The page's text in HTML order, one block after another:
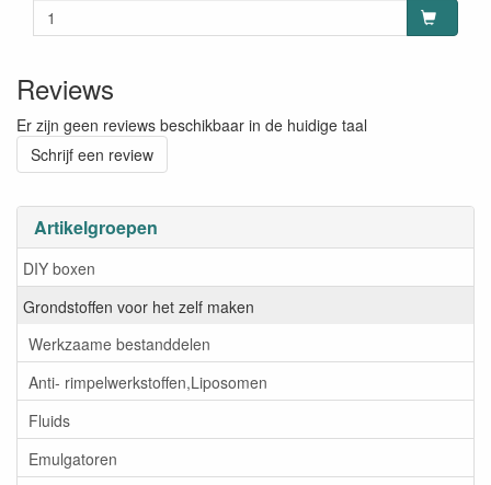
Artikelgroepen
DIY boxen
Grondstoffen voor het zelf maken
Werkzaame bestanddelen
Anti- rimpelwerkstoffen,Liposomen
Fluids
Emulgatoren
Reviews
Er zijn geen reviews beschikbaar in de huidige taal
Schrijf een review